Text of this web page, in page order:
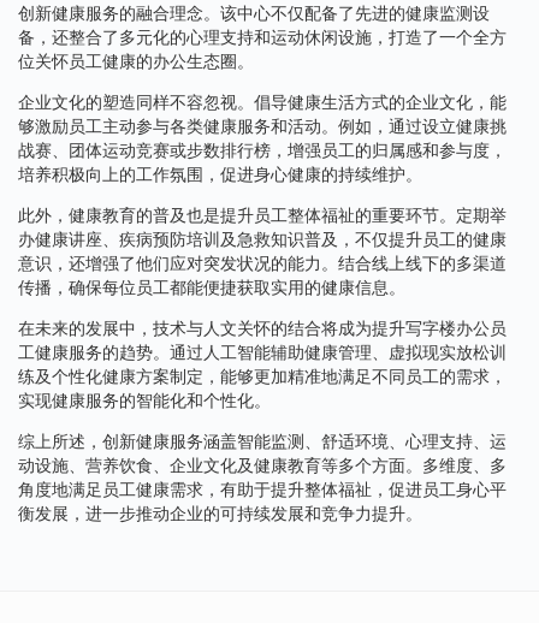
创新健康服务的融合理念。该中心不仅配备了先进的健康监测设
备，还整合了多元化的心理支持和运动休闲设施，打造了一个全方
位关怀员工健康的办公生态圈。
企业文化的塑造同样不容忽视。倡导健康生活方式的企业文化，能
够激励员工主动参与各类健康服务和活动。例如，通过设立健康挑
战赛、团体运动竞赛或步数排行榜，增强员工的归属感和参与度，
培养积极向上的工作氛围，促进身心健康的持续维护。
此外，健康教育的普及也是提升员工整体福祉的重要环节。定期举
办健康讲座、疾病预防培训及急救知识普及，不仅提升员工的健康
意识，还增强了他们应对突发状况的能力。结合线上线下的多渠道
传播，确保每位员工都能便捷获取实用的健康信息。
在未来的发展中，技术与人文关怀的结合将成为提升写字楼办公员
工健康服务的趋势。通过人工智能辅助健康管理、虚拟现实放松训
练及个性化健康方案制定，能够更加精准地满足不同员工的需求，
实现健康服务的智能化和个性化。
综上所述，创新健康服务涵盖智能监测、舒适环境、心理支持、运
动设施、营养饮食、企业文化及健康教育等多个方面。多维度、多
角度地满足员工健康需求，有助于提升整体福祉，促进员工身心平
衡发展，进一步推动企业的可持续发展和竞争力提升。